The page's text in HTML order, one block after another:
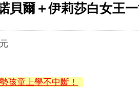
貝爾＋伊莉莎白女王一
元
孩童上學不中斷！